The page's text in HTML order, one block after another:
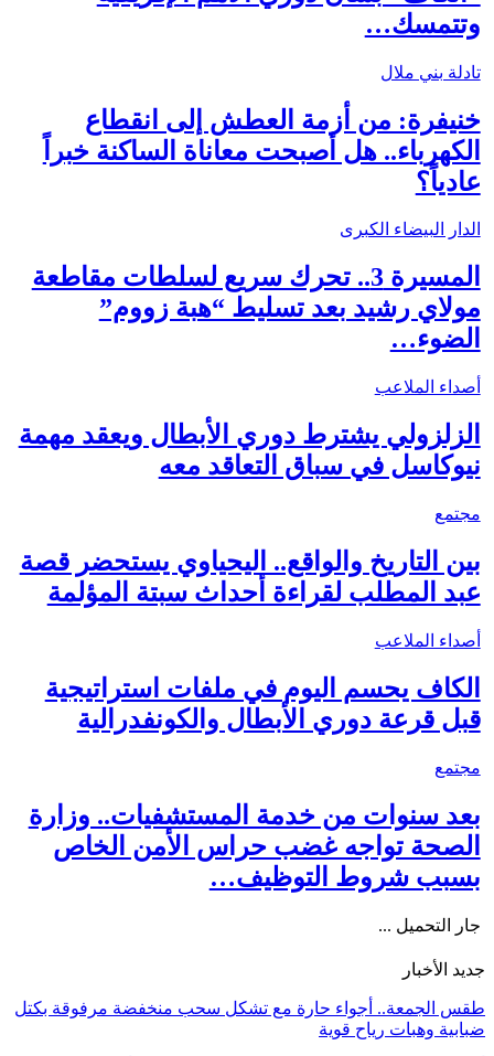
وتتمسك…
تادلة بني ملال
خنيفرة: من أزمة العطش إلى انقطاع
الكهرباء.. هل أصبحت معاناة الساكنة خبراً
عادياً؟
الدار البيضاء الكبرى
المسيرة 3.. تحرك سريع لسلطات مقاطعة
مولاي رشيد بعد تسليط “هبة زووم”
الضوء…
أصداء الملاعب
الزلزولي يشترط دوري الأبطال ويعقد مهمة
نيوكاسل في سباق التعاقد معه
مجتمع
بين التاريخ والواقع.. اليحياوي يستحضر قصة
عبد المطلب لقراءة أحداث سبتة المؤلمة
أصداء الملاعب
الكاف يحسم اليوم في ملفات استراتيجية
قبل قرعة دوري الأبطال والكونفدرالية
مجتمع
بعد سنوات من خدمة المستشفيات.. وزارة
الصحة تواجه غضب حراس الأمن الخاص
بسبب شروط التوظيف…
جار التحميل ...
جديد الأخبار
طقس الجمعة.. أجواء حارة مع تشكل سحب منخفضة مرفوقة بكتل
ضبابية وهبات رياح قوية